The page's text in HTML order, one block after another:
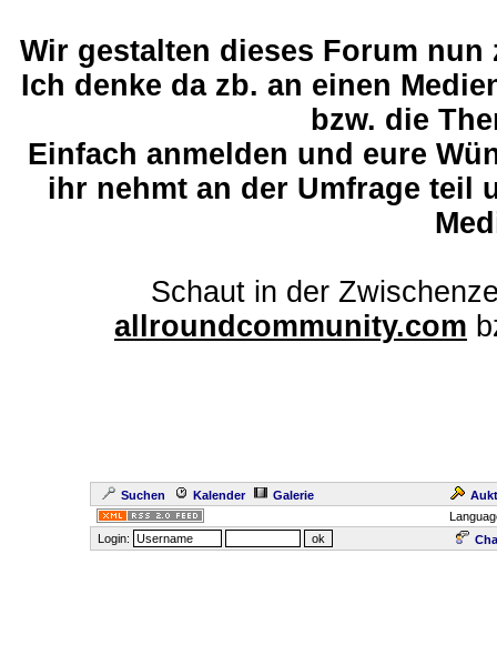
Wir gestalten dieses Forum
Ich denke da zb. an einen
bzw. die
Einfach anmelden und eure
ihr nehmt an der Umfrage teil
Schaut in der
allroundcommunity.com
Suchen Kalender Galerie
Login: